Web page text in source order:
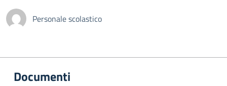
Personale scolastico
Documenti